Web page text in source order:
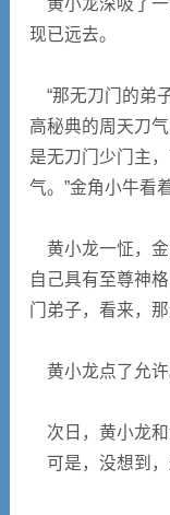
黄小龙深吸了一
现已远去。
“那无刀门的弟
高秘典的周天刀
是无刀门少门主
气。”金角小牛看
黄小龙一怔，金
自己具有至尊神
门弟子，看来，
黄小龙点了允许
次日，黄小龙和
可是，没想到，